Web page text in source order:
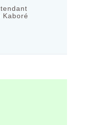
Kaboré